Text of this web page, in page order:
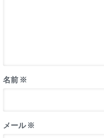
名前 ※
メール※